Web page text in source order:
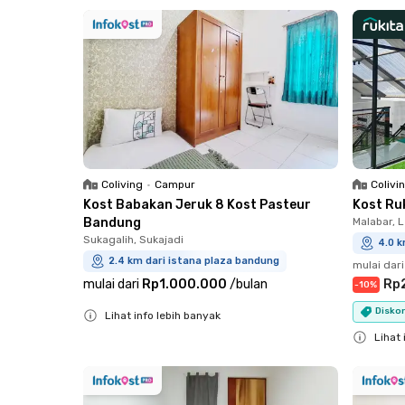
Coliving • Campur
Kost Babakan Jeruk 8 Kost Pasteur
Bandung
Sukagalih, Sukajadi
2.4 km dari istana plaza bandung
mulai dari Rp1.000.000 /bulan
Lihat info lebih banyak
Kost
Malabar,
4.0
mulai dari
-10%
Lihat